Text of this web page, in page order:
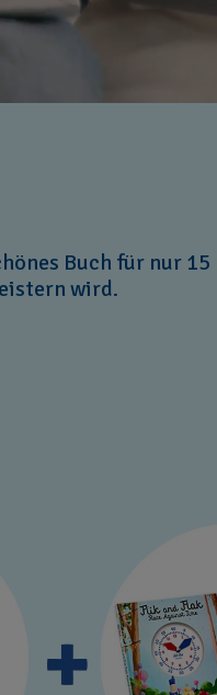
Buch für nur 15
wird.